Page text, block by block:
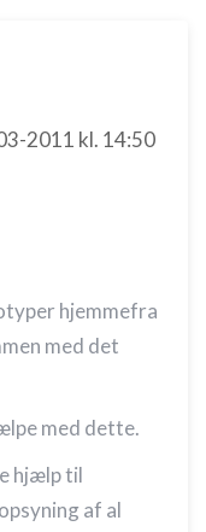
2011 kl. 14:50
hjemmefra
med det
med dette.
hjælp til
af al